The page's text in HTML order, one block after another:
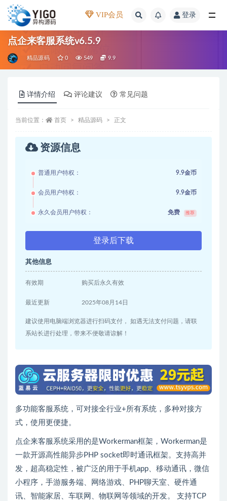
VIP会员 登录
点企来客服系统v6.5.9
精品源码 0 549 9.9
详情介绍 评论建议 常见问题
当前位置： 首页 精品源码 正文
资源信息
普通用户特权： 9.9金币
会员用户特权： 9.9金币
永久会员用户特权： 免费 推荐
登录后下载
其他信息
有效期 购买后永久有效
最近更新 2025年08月14日
建议使用电脑端浏览器进行扫码支付， 如遇无法支付问题，请联
系站长进行处理，带来不便敬请谅解！
多功能客服系统，可对接全行业+所有系统，多种对接方
式，使用更便捷。
点企来客服系统采用的是Workerman框架，Workerman是
一款开源高性能异步PHP socket即时通讯框架。支持高并
发，超高稳定性，被广泛的用于手机app、移动通讯，微信
小程序，手游服务端、网络游戏、PHP聊天室、硬件通
讯、智能家居、车联网、物联网等领域的开发。 支持TCP
全部